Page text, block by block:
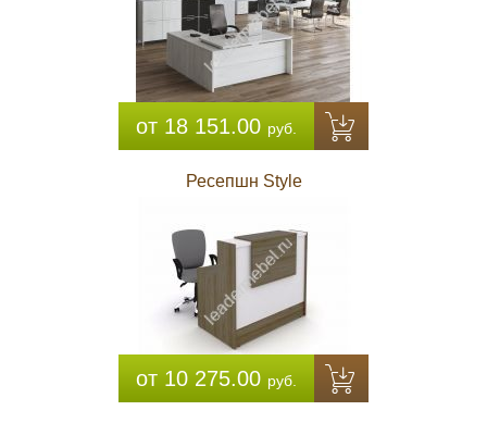
от 18 151.00 руб.
Ресепшн Style
от 10 275.00 руб.